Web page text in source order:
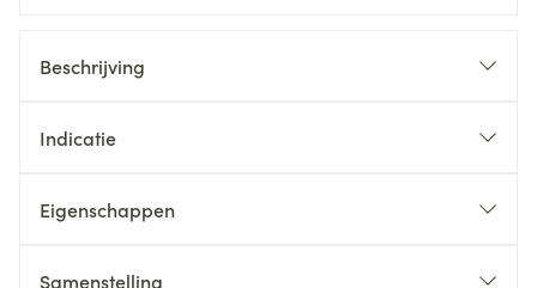
Beschrijving
Indicatie
Eigenschappen
Samenstelling